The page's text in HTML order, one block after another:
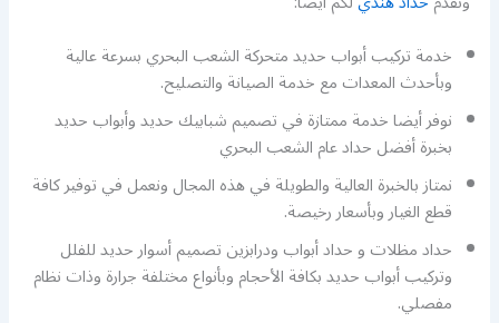
خدمة تركيب أبواب حديد متحركة الشعب البحري بسرعة عالية
وبأحدث المعدات مع خدمة الصيانة والتصليح.
نوفر أيضا خدمة ممتازة في تصميم شبابيك حديد وأبواب حديد
بخبرة أفضل حداد عام الشعب البحري
نمتاز بالخبرة العالية والطويلة في هذه المجال ونعمل في توفير كافة
قطع الغيار وبأسعار رخيصة.
حداد مظلات و حداد أبواب ودرابزين تصميم أسوار حديد للفلل
وتركيب أبواب حديد بكافة الأحجام وبأنواع مختلفة جرارة وذات نظام
مفصلي.